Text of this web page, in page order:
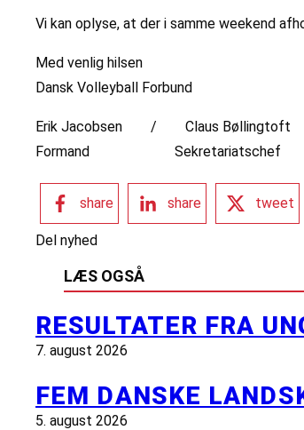
Vi kan oplyse, at der i samme weekend
Med venlig hilsen
Dansk Volleyball Forbund
Erik Jacobsen / Claus Bøllingtoft
Formand Sekretariatschef
share share tweet
Del nyhed
LÆS OGSÅ
RESULTATER FRA
7. august 2026
FEM DANSKE
5. august 2026